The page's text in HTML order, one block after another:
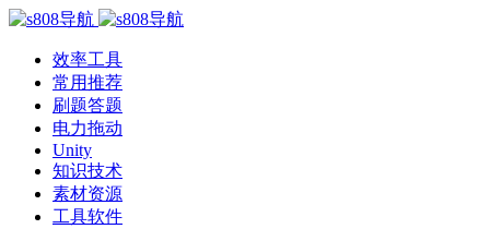
效率工具
常用推荐
刷题答题
电力拖动
Unity
知识技术
素材资源
工具软件